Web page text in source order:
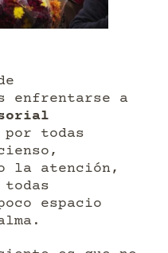
enfrentarse a
todas
la atención,
todas
espacio